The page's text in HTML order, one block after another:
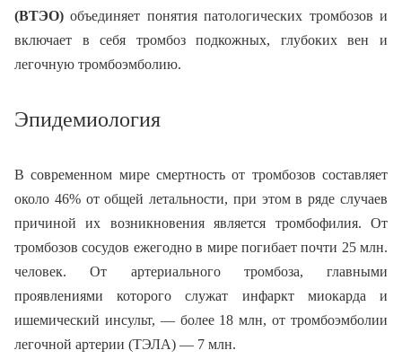
(ВТЭО) объединяет понятия патологических тромбозов и
включает в себя тромбоз подкожных, глубоких вен и
легочную тромбоэмболию.
Эпидемиология
В современном мире смертность от тромбозов составляет
около 46% от общей летальности, при этом в ряде случаев
причиной их возникновения является тромбофилия. От
тромбозов сосудов ежегодно в мире погибает почти 25 млн.
человек. От артериального тромбоза, главными
проявлениями которого служат инфаркт миокарда и
ишемический инсульт, — более 18 млн, от тромбоэмболии
легочной артерии (ТЭЛА) — 7 млн.